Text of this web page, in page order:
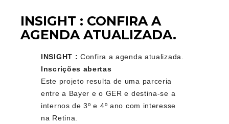
INSIGHT : CONFIRA A
AGENDA ATUALIZADA.
INSIGHT : Confira a agenda atualizada.
Inscrições abertas
Este projeto resulta de uma parceria
entre a Bayer e o GER e destina-se a
internos de 3º e 4º ano com interesse
na Retina.